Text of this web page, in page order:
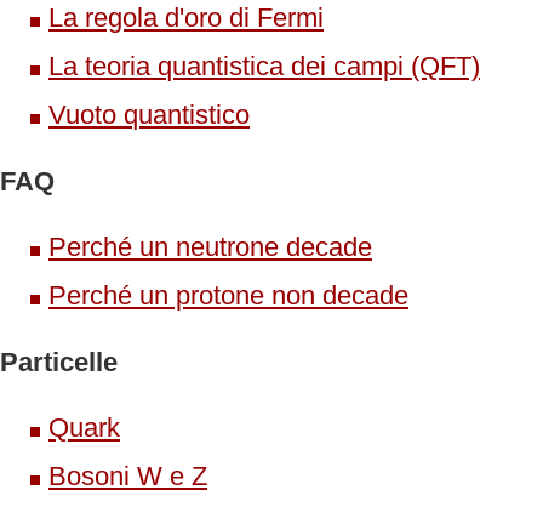
La regola d'oro di Fermi
La teoria quantistica dei campi (QFT)
Vuoto quantistico
FAQ
Perché un neutrone decade
Perché un protone non decade
Particelle
Quark
Bosoni W e Z